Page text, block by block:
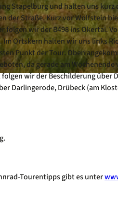
BY
Stapelburg und halten uns
der Straße. Kurz vor Wolfstein
folgen wir der B498 ins Okertal.
Ortskern halten wir uns links
Punkt der Tour. Oben
da gerade am
folgen wir der Beschilderung
Darlingerode, Drübeck (am
Tourentipps gibt es unter